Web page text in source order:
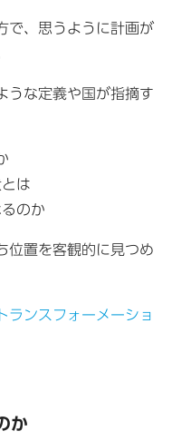
で、思うように計画が
うな定義や国が指摘す
は
のか
位置を客観的に見つめ
ランスフォーメーショ
か